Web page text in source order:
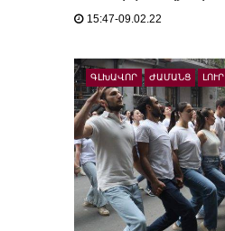
15:47-09.02.22
ԳԼԽԱՎՈՐ ԺԱՄԱՆՑ ԼՈՒՐ